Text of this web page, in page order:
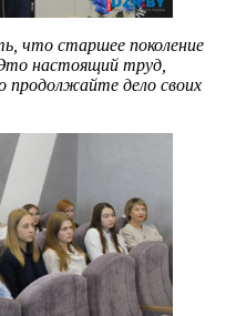
что старшее поколение
настоящий труд,
дело своих